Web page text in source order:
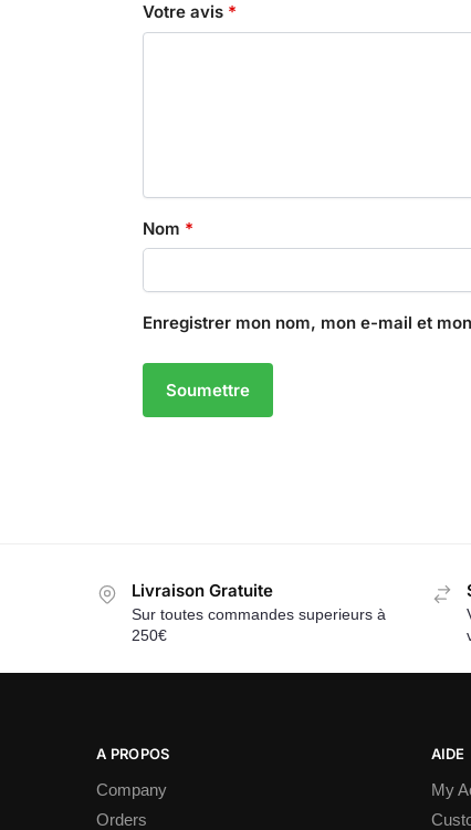
Votre avis *
Nom *
Enregistrer mon nom, mon e-mail et
Livraison Gratuite
Sur toutes commandes superieurs à
250€
A PROPOS
Company
Orders
AIDE
My